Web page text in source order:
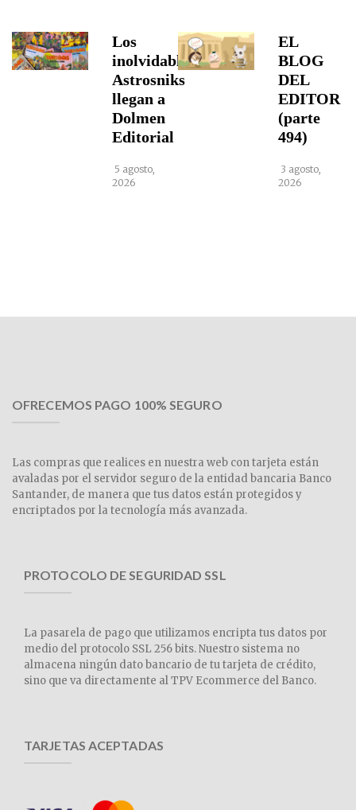
Los
inolvidables
Astrosniks
llegan a
Dolmen
Editorial
5 agosto,
2026
EL
BLOG
DEL
EDITOR
(parte
494)
3 agosto,
2026
OFRECEMOS PAGO 100% SEGURO
Las compras que realices en nuestra web con tarjeta están
avaladas por el servidor seguro de la entidad bancaria Banco
Santander, de manera que tus datos están protegidos y
encriptados por la tecnología más avanzada.
PROTOCOLO DE SEGURIDAD SSL
La pasarela de pago que utilizamos encripta tus datos por
medio del protocolo SSL 256 bits. Nuestro sistema no
almacena ningún dato bancario de tu tarjeta de crédito,
sino que va directamente al TPV Ecommerce del Banco.
TARJETAS ACEPTADAS